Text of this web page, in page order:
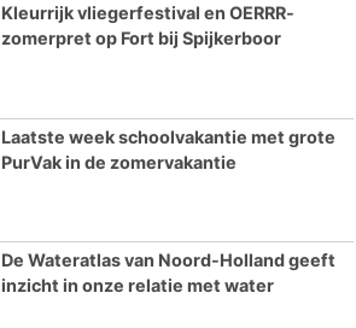
Kleurrijk vliegerfestival en OERRR-
zomerpret op Fort bij Spijkerboor
Laatste week schoolvakantie met grote
PurVak in de zomervakantie
De Wateratlas van Noord-Holland geeft
inzicht in onze relatie met water